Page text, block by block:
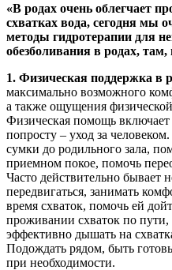
«В родах очень облегчает
схватках вода, сегодня мы
методы гидротерапии для
обезболивания в родах,
1. Физическая поддержка в
максимально возможного
а также ощущения
Физическая помощь
попросту – уход за
сумки до родильного зала,
приемном покое, помочь
Часто действительно бывает
передвигаться, занимать
время схваток, помочь ей
проживании схваток по пути,
эффективно дышать на
Подождать рядом, быть
при необходимости.